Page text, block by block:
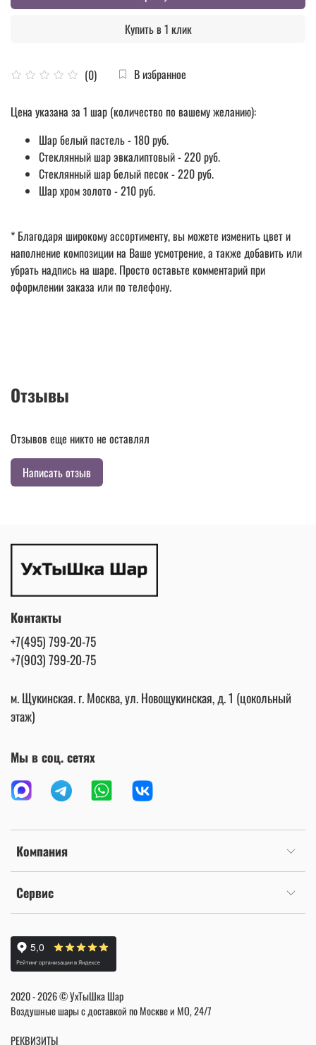
(0) В избранное
Купить в 1 клик
Цена указана за 1 шар (количество по вашему желанию):
Шар белый пастель - 180 руб.
Стеклянный шар эвкалиптовый - 220 руб.
Стеклянный шар белый песок - 220 руб.
Шар хром золото - 210 руб.
* Благодаря широкому ассортименту, вы можете изменить цвет и
наполнение композиции на Ваше усмотрение, а также добавить или
убрать надпись на шаре. Просто оставьте комментарий при
оформлении заказа или по телефону.
Отзывы
Отзывов еще никто не оставлял
Написать отзыв
Компания
Сервис
Контакты
+7(495) 799-20-75
+7(903) 799-20-75
м. Щукинская. г. Москва, ул. Новощукинская, д. 1 (цокольный
этаж)
Мы в соц. сетях
2020 - 2026 © УхТыШка Шар
Воздушные шары с доставкой по Москве и МО, 24/7
РЕКВИЗИТЫ